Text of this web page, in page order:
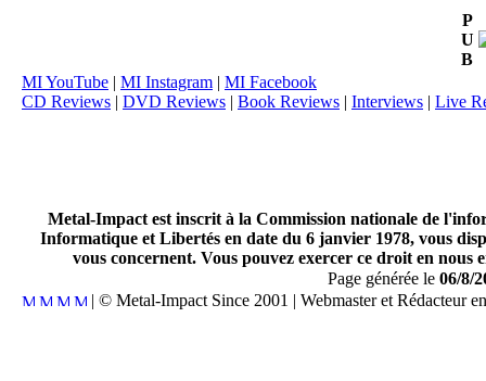
P
U
B
MI YouTube | MI Instagram | MI Facebook
CD Reviews | DVD Reviews | Book Reviews | Interviews | Live
Metal-Impact est inscrit à la Commission nationale de
Informatique et Libertés en date du 6 janvier 1978, vous
vous concernent. Vous pouvez exercer ce droit en
Page générée le 06/8/
| © Metal-Impact Since 2001 | Webmaster et Rédacteur